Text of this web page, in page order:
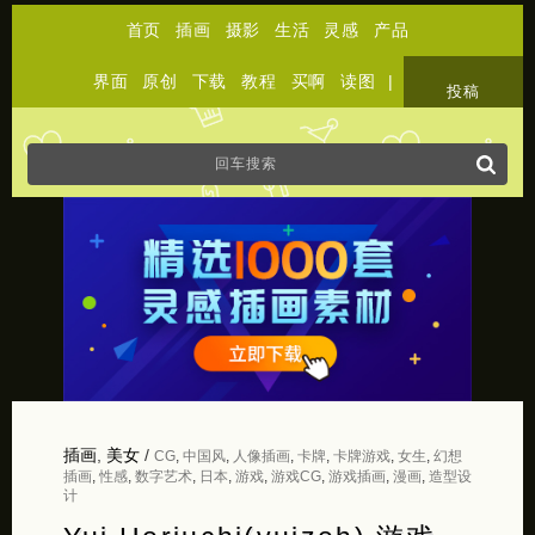
首页 插画 摄影 生活 灵感 产品
界面 原创 下载 教程 买啊 读图 |
投稿
插画, 美女/ CG, 中国风, 人像插画, 卡牌, 卡牌游戏, 女生 幻想
插画, 性感, 数字艺术, 日本, 游戏, 游戏CG, 游戏插画, 漫画, 造型设
计